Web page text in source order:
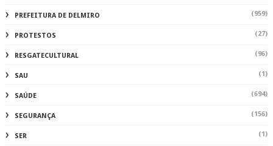
PREFEITURA DE DELMIRO (959)
PROTESTOS (27)
RESGATECULTURAL (96)
SAU (1)
SAÚDE (694)
SEGURANÇA (156)
SER (1)